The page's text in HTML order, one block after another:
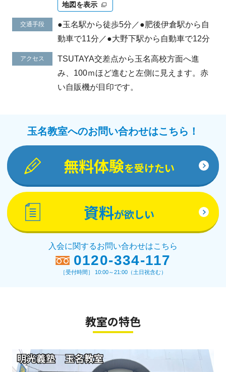
地図を表示
交通手段
●玉名駅から徒歩5分／●肥後伊倉駅から自
動車で11分／●大野下駅から自動車で12分
アクセス
TSUTAYA交差点から玉名高校方面へ進
み、100ｍほど進むと左側に見えます。赤
い自販機が目印です。
玉名教室へのお問い合わせはこちら！
無料体験を受けたい
資料が欲しい
入会に関するお問い合わせはこちら
0120-334-117
［受付時間］ 10:00～21:00（土日祝含む）
教室の特色